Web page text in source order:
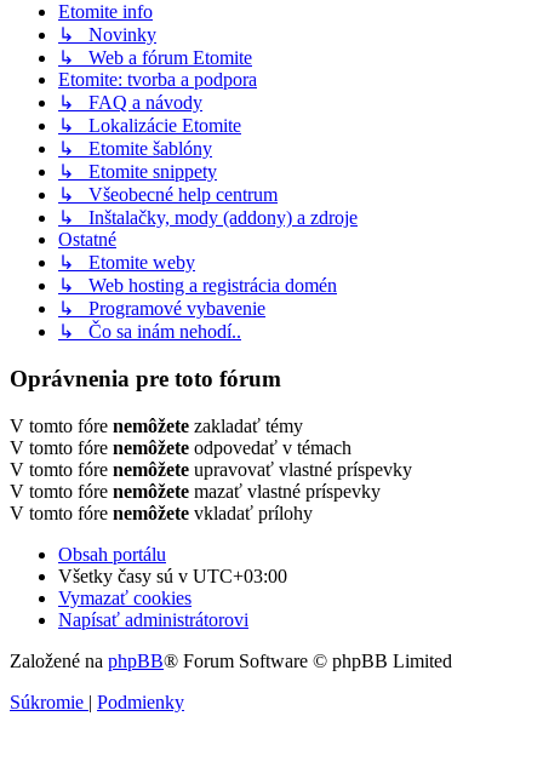
Etomite info
↳ Novinky
↳ Web a fórum Etomite
Etomite: tvorba a podpora
↳ FAQ a návody
↳ Lokalizácie Etomite
↳ Etomite šablóny
↳ Etomite snippety
↳ Všeobecné help centrum
↳ Inštalačky, mody (addony) a zdroje
Ostatné
↳ Etomite weby
↳ Web hosting a registrácia domén
↳ Programové vybavenie
↳ Čo sa inám nehodí..
Oprávnenia pre toto fórum
V tomto fóre nemôžete zakladať témy
V tomto fóre nemôžete odpovedať v témach
V tomto fóre nemôžete upravovať vlastné príspevky
V tomto fóre nemôžete mazať vlastné príspevky
V tomto fóre nemôžete vkladať prílohy
Obsah portálu
Všetky časy sú v UTC+03:00
Vymazať cookies
Napísať administrátorovi
Založené na phpBB® Forum Software © phpBB Limited
Súkromie | Podmienky